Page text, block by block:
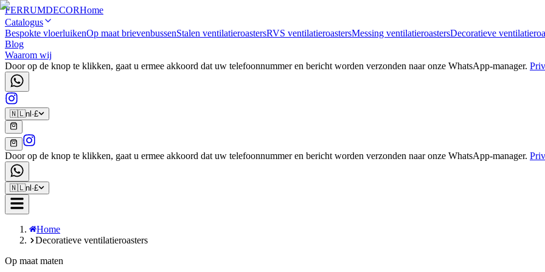
FERRUMDECORHome
Catalogus
Bespokte vloerluikenOp maat brievenbussenStalen ventilatieroastersRVS ventilatieroastersMessing ventilatieroastersDecoratieve
Blog
Waarom wij
Door op de knop te klikken, gaat u ermee akkoord dat uw telefoonnummer en bericht worden verzonden naar onze WhatsApp-manager.
🇳🇱nl ·£
Door op de knop te klikken, gaat u ermee akkoord dat uw telefoonnummer en bericht worden verzonden naar onze WhatsApp-manager.
🇳🇱nl ·£
Home
Decoratieve ventilatieroasters
Op maat maten